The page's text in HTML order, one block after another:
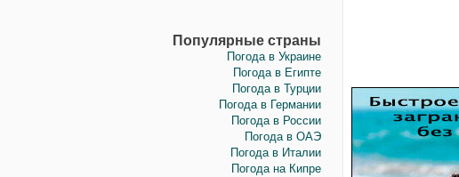
Популярные страны
Погода в Украине
Погода в Египте
Погода в Турции
Погода в Германии
Погода в России
Погода в ОАЭ
Погода в Италии
Погода на Кипре